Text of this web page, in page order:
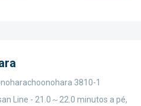
3810-1
Line - 21.0～22.0 minutos a pé,